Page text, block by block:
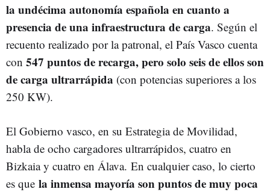
la undécima autonomía española en cuanto a
presencia de una infraestructura de carga. Según el
recuento realizado por la patronal, el País Vasco cuenta
con 547 puntos de recarga, pero solo seis de ellos son
de carga ultrarrápida (con potencias superiores a los
250 KW).
El Gobierno vasco, en su Estrategia de Movilidad,
habla de ocho cargadores ultrarrápidos, cuatro en
Bizkaia y cuatro en Álava. En cualquier caso, lo cierto
es que la inmensa mayoría son puntos de muy poca